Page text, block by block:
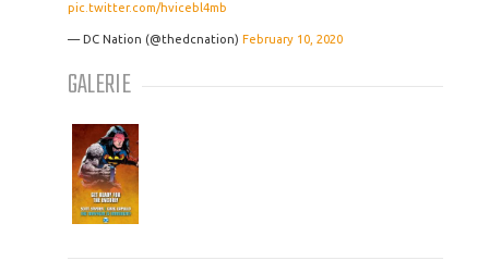
pic.twitter.com/hvicebl4mb
— DC Nation (@thedcnation) February 10, 2020
GALERIE